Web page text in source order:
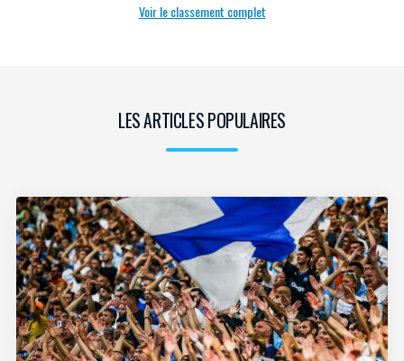
Voir le classement complet
LES ARTICLES POPULAIRES